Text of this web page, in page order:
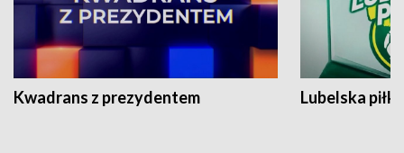
Kwadrans z prezydentem Lubelska piłka